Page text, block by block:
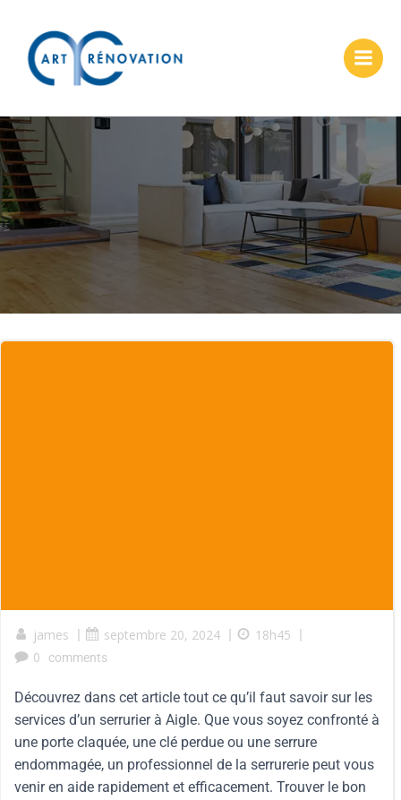
james | septembre 20, 2024 | 18h45 |
0
comments
Découvrez dans cet article tout ce qu’il faut savoir sur les
services d’un serrurier à Aigle. Que vous soyez confronté à
une porte claquée, une clé perdue ou une serrure
endommagée, un professionnel de la serrurerie peut vous
venir en aide rapidement et efficacement. Trouver le bon